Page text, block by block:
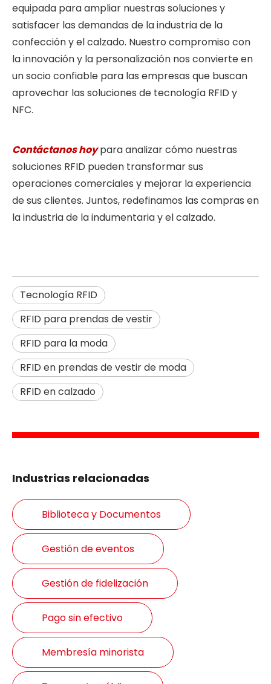
equipada para ampliar nuestras soluciones y
satisfacer las demandas de la industria de la
confección y el calzado. Nuestro compromiso con
la innovación y la personalización nos convierte en
un socio confiable para las empresas que buscan
aprovechar las soluciones de tecnología RFID y
NFC.
Contáctanos hoypara analizar cómo nuestras
soluciones RFID pueden transformar sus
operaciones comerciales y mejorar la experiencia
de sus clientes. Juntos, redefinamos las compras en
la industria de la indumentaria y el calzado.
Tecnología RFID
RFID para prendas de vestir
RFID para la moda
RFID en prendas de vestir de moda
RFID en calzado
Industrias relacionadas
Biblioteca y Documentos
Gestión de eventos
Gestión de fidelización
Pago sin efectivo
Membresía minorista